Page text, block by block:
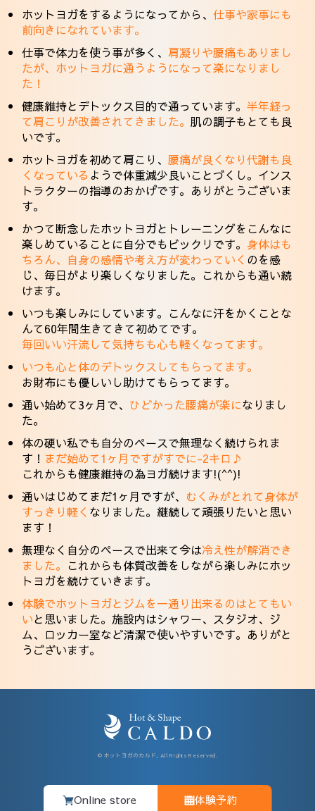
ホットヨガをするようになってから、仕事や家事にも
前向きになれています。
仕事で体力を使う事が多く、 肩凝りや腰痛もありまし
たが、ホットヨガに通うようになって楽になりまし
た！
健康維持とデトックス目的で通っています。半年経っ
て肩こりが改善されてきました。肌の調子もとても良
いです。
ホットヨガを初めて肩こり、腰痛が良くなり代謝も良
くなっている ようで体重減少良いことづくし。インス
トラクターの指導のおかげです。ありがとうございま
す。
かつて断念したホットヨガとトレーニングをこんなに
楽しめていることに自分でもビックリです。 身体はも
ちろん、自身の感情や考え方が変わっていく のを感
じ、毎日がより楽しくなりました。これからも通い続
けます。
いつも楽しみにしています。こんなに汗をかくことな
んて60年間生きてきて初めてです。
毎回いい汗流して気持ちも心も軽くなってます。
いつも心と体のデトックスしてもらってます。
お財布にも優しいし助けてもらってます。
通い始めて3ヶ月で、 ひどかった腰痛が楽になりまし
た。
体の硬い私でも自分のペースで無理なく続けられま
す！ まだ始めて1ヶ月ですがすでに-2キロ♪
これからも健康維持の為ヨガ続けます!(^^)!
通いはじめてまだ1ヶ月ですが、 むくみがとれて身体が
すっきり軽く なりました。継続して頑張りたいと思い
ます！
無理なく自分のペースで出来て今は冷え性が解消でき
ました。 これからも体質改善をしながら楽しみにホッ
トヨガを続けていきます。
体験でホットヨガとジムを一通り出来るのはとてもい
いと思いました。施設内はシャワー、スタジオ、ジ
ム、ロッカー室など清潔で使いやすいです。ありがと
うございます。
Online store 体験予約
© ホットヨガのカルド, All Rights Reserved.